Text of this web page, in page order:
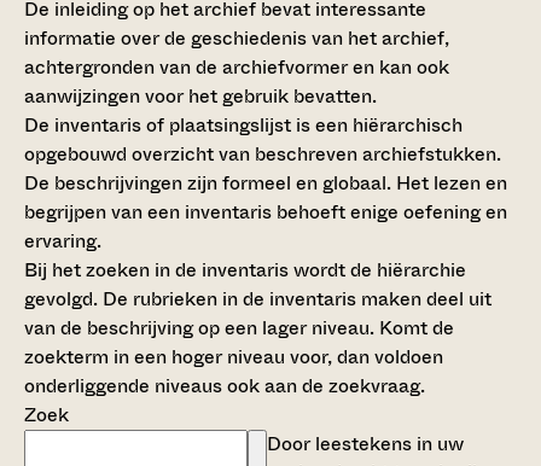
De inleiding op het archief bevat interessante
informatie over de geschiedenis van het archief,
achtergronden van de archiefvormer en kan ook
aanwijzingen voor het gebruik bevatten.
De inventaris of plaatsingslijst is een hiërarchisch
opgebouwd overzicht van beschreven archiefstukken.
De beschrijvingen zijn formeel en globaal. Het lezen en
begrijpen van een inventaris behoeft enige oefening en
ervaring.
Bij het zoeken in de inventaris wordt de hiërarchie
gevolgd. De rubrieken in de inventaris maken deel uit
van de beschrijving op een lager niveau. Komt de
zoekterm in een hoger niveau voor, dan voldoen
onderliggende niveaus ook aan de zoekvraag.
Zoek
Door leestekens in uw